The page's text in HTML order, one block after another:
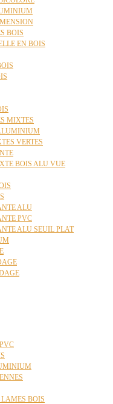
BOIS
EN BOIS
MIXTES
VERTES
BOIS ALU VUE
ALU
PVC
ALU SEUIL PLAT
BOIS